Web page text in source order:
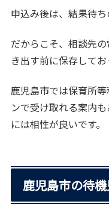
申込み後は、結果待ち
だからこそ、相談先
き出す前に保存してお
鹿児島市では保育所
ンで受け取れる案内
には相性が良いです。
鹿児島市の待